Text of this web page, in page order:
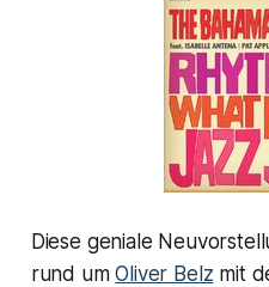
Diese geniale
rund umOliver Belz mit